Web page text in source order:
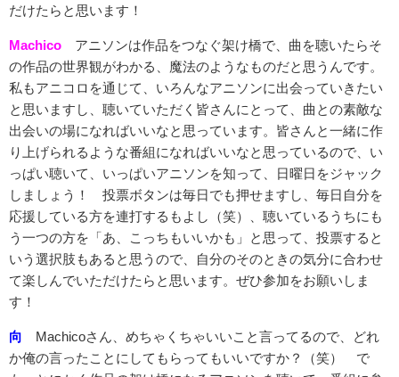
だけたらと思います！
Machico アニソンは作品をつなぐ架け橋で、曲を聴いたらそ
の作品の世界観がわかる、魔法のようなものだと思うんです。
私もアニコロを通じて、いろんなアニソンに出会っていきたい
と思いますし、聴いていただく皆さんにとって、曲との素敵な
出会いの場になればいいなと思っています。皆さんと一緒に作
り上げられるような番組になればいいなと思っているので、い
っぱい聴いて、いっぱいアニソンを知って、日曜日をジャック
しましょう！ 投票ボタンは毎日でも押せますし、毎日自分を
応援している方を連打するもよし（笑）、聴いているうちにも
う一つの方を「あ、こっちもいいかも」と思って、投票すると
いう選択肢もあると思うので、自分のそのときの気分に合わせ
て楽しんでいただけたらと思います。ぜひ参加をお願いしま
す！
向 Machicoさん、めちゃくちゃいいこと言ってるので、どれ
か俺の言ったことにしてもらってもいいですか？（笑） で